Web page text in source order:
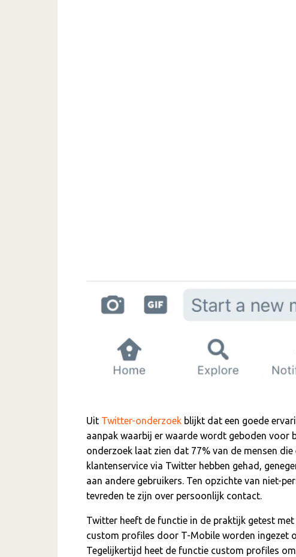
Uit Twitter-onderzoek blijkt dat een goede
aanpak waarbij er waarde wordt geboden voor
onderzoek laat zien dat 77% van de mensen
klantenservice via Twitter hebben gehad,
aan andere gebruikers. Ten opzichte van niet-
tevreden te zijn over persoonlijk contact.
Twitter heeft de functie in de praktijk getest
custom profiles door T-Mobile worden ingezet
Tegelijkertijd heet de functie custom profiles